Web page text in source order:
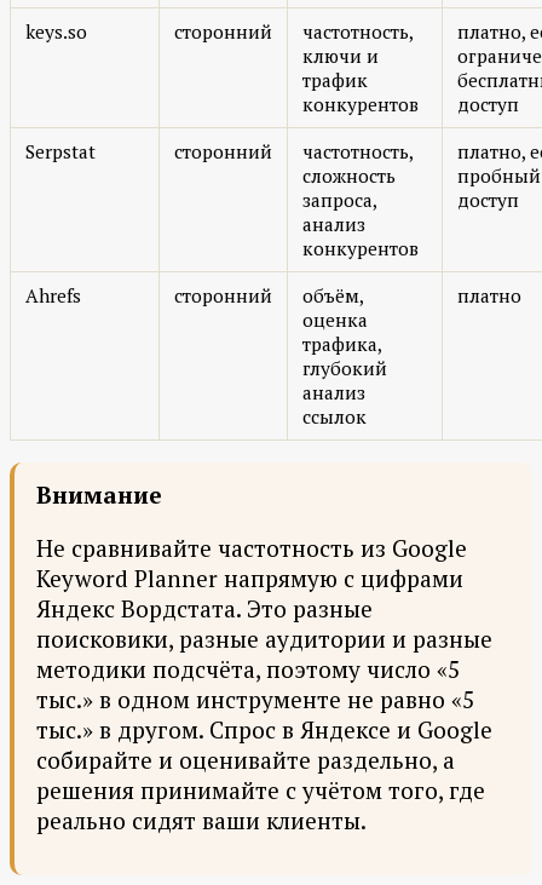
keys.so сторонний
частотность,
ключи и
трафик
конкурентов
платно,
доступ
Serpstat
сторонний
частотность,
сложность
запроса,
анализ
конкурентов
платно,
пробный
доступ
Ahrefs сторонний
объём,
оценка
трафика,
глубокий
анализ
ссылок
платно
Внимание
Не сравнивайте частотность из Google
Keyword Planner напрямую с цифрами
Яндекс Вордстата. Это разные
поисковики, разные аудитории и разные
методики подсчёта, поэтому число «5
тыс.» в одном инструменте не равно «5
тыс.» в другом. Спрос в Яндексе и Google
собирайте и оценивайте раздельно, а
решения принимайте с учётом того, где
реально сидят ваши клиенты.